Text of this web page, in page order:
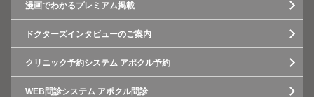
漫画でわかるプレミアム掲載
ドクターズインタビューのご案内
クリニック予約システム アポクル予約
WEB問診システム アポクル問診